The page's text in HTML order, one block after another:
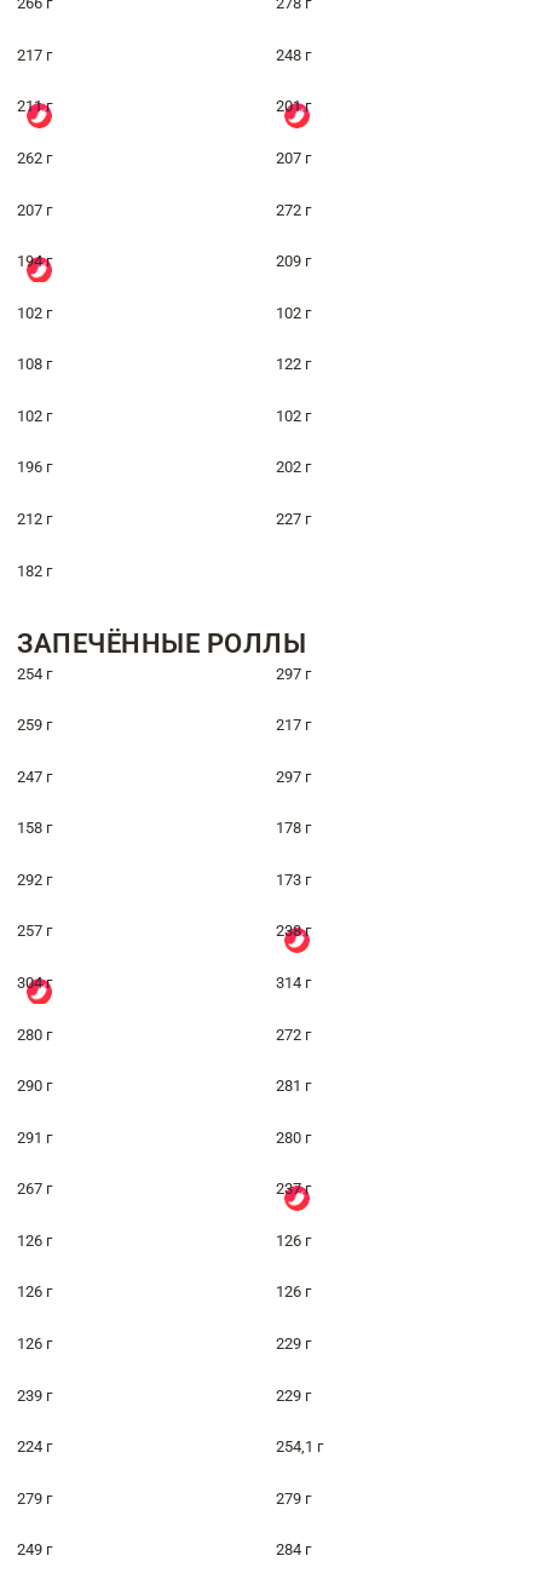
217 г 248 г
211 г 201 г
262 г 207 г
207 г 272 г
194 г 209 г
102 г 102 г
108 г 122 г
102 г 102 г
196 г 202 г
212 г 227 г
182 г
ЗАПЕЧЁННЫЕ РОЛЛЫ
254 г 297 г
259 г 217 г
247 г 297 г
158 г 178 г
292 г 173 г
257 г 238 г
304 г 314 г
280 г 272 г
290 г 281 г
291 г 280 г
267 г 237 г
126 г 126 г
126 г 126 г
126 г 229 г
239 г 229 г
224 г 254,1 г
279 г 279 г
249 г 284 г